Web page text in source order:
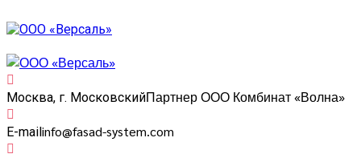
Москва, г. МосковскийПартнер ООО Комбинат «Волна»
E-mailinfo@fasad-system.com